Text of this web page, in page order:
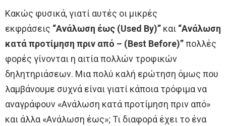
Κακώς φυσικά, γιατί αυτές οι μικρές
εκφράσεις “Ανάλωση έως (Used By)” και “Ανάλωση
κατά προτίμηση πριν από – (Best Before)”πολλές
φορές γίνονται η αιτία πολλών τροφικών
δηλητηριάσεων. Μια πολύ καλή ερώτηση όμως που
λαμβάνουμε συχνά είναι γιατί κάποια τρόφιμα να
αναγράφουν «Ανάλωση κατά προτίμηση πριν από»
και άλλα «Ανάλωση έως»; Τι διαφορά έχει το ένα